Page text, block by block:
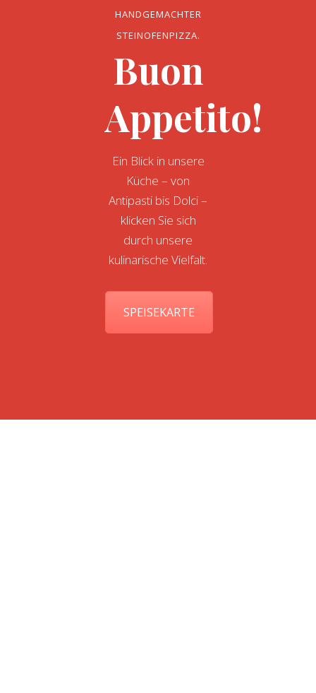
HANDGEMACHTER
STEINOFENPIZZA.
Buon
Appetito!
Ein Blick in unsere
Küche – von
Antipasti bis Dolci –
klicken Sie sich
durch unsere
kulinarische Vielfalt.
SPEISEKARTE